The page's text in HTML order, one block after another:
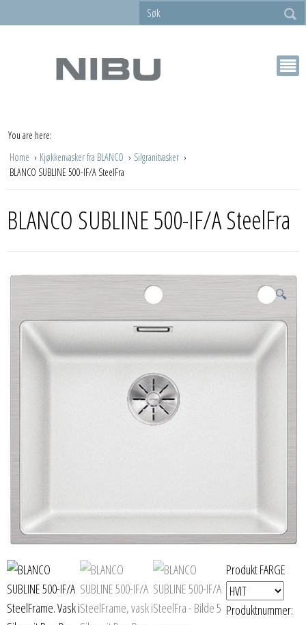
You are here:
Home
Kjøkkenvasker fra BLANCO
Silgranitvasker
BLANCO SUBLINE 500-IF/A SteelFra
BLANCO SUBLINE 500-IF/A SteelFra
🔍
Produkt FARGE
Produktnummer: